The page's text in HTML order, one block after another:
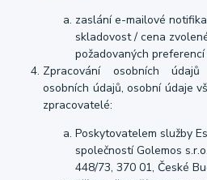
zaslání e-mailové
skladovost / cena
požadovaných
Zpracování osobních
osobních údajů, osobní údaje
zpracovatelé:
Poskytovatelem služby
společností Golemos
448/73, 370 01, České